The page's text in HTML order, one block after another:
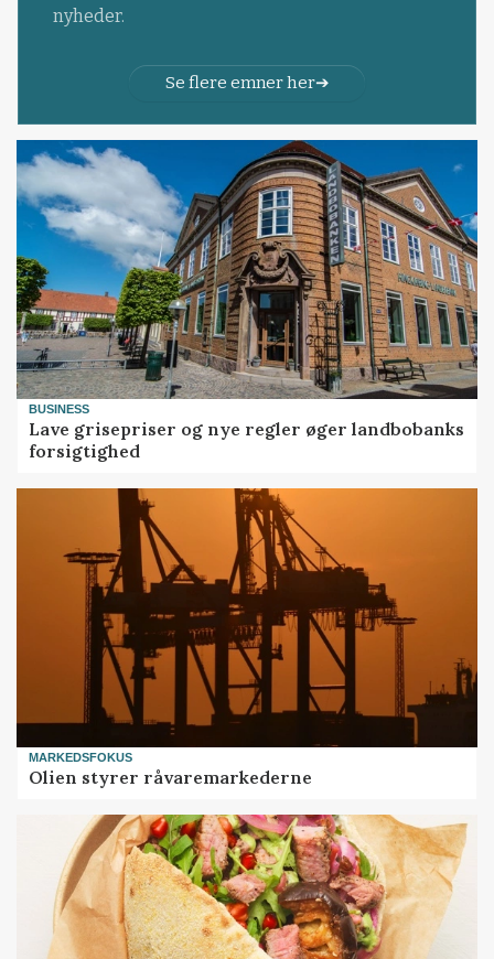
nyheder.
Se flere emner her
BUSINESS
Lave grisepriser og nye regler øger landbobanks
forsigtighed
MARKEDSFOKUS
Olien styrer råvaremarkederne